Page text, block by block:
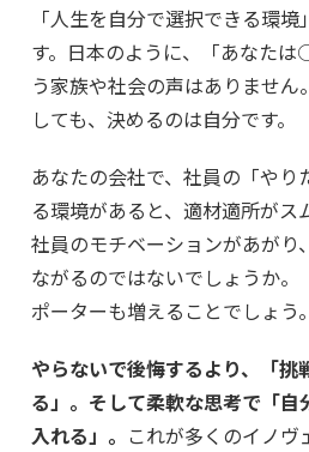
「人生を自分で選択できる環
す。日本のように、「あなた
う家族や社会の声はありませ
しても、決めるのは自分です。
あなたの会社で、社員の「やり
る環境があると、適材適所がス
社員のモチベーションがあがり
ながるのではないでしょうか
ポーターも増えることでしょう。
やらないで後悔するより、「挑
る」。そして柔軟な思考で「自
入れる」。 これが多くのイノ